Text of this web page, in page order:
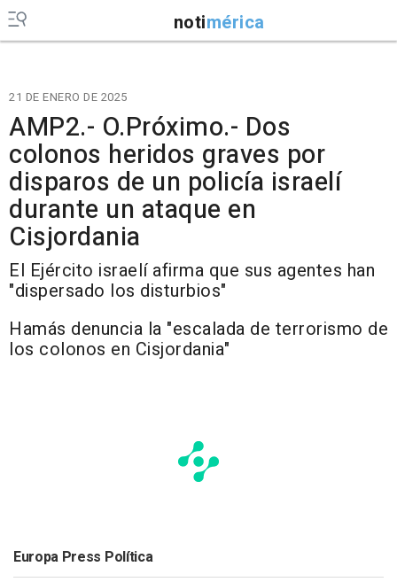
notimérica
21 DE ENERO DE 2025
AMP2.- O.Próximo.- Dos
colonos heridos graves por
disparos de un policía israelí
durante un ataque en
Cisjordania
El Ejército israelí afirma que sus agentes han
"dispersado los disturbios"
Hamás denuncia la "escalada de terrorismo de
los colonos en Cisjordania"
Europa Press Política